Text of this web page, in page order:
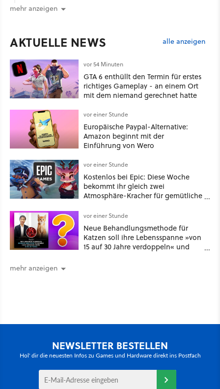
mehr anzeigen
AKTUELLE NEWS alle anzeigen
vor 54 Minuten
GTA 6 enthüllt den Termin für erstes
richtiges Gameplay - an einem Ort
mit dem niemand gerechnet hatte
vor einer Stunde
Europäische Paypal-Alternative:
Amazon beginnt mit der
Einführung von Wero
vor einer Stunde
Kostenlos bei Epic: Diese Woche
bekommt ihr gleich zwei
Atmosphäre-Kracher für gemütliche
vor einer Stunde
Neue Behandlungsmethode für
Katzen soll ihre Lebensspanne »von
15 auf 30 Jahre verdoppeln« und
mehr anzeigen
NEWSLETTER BESTELLEN
Hol' dir die neuesten Infos zu Games und Hardware direkt ins Postfach